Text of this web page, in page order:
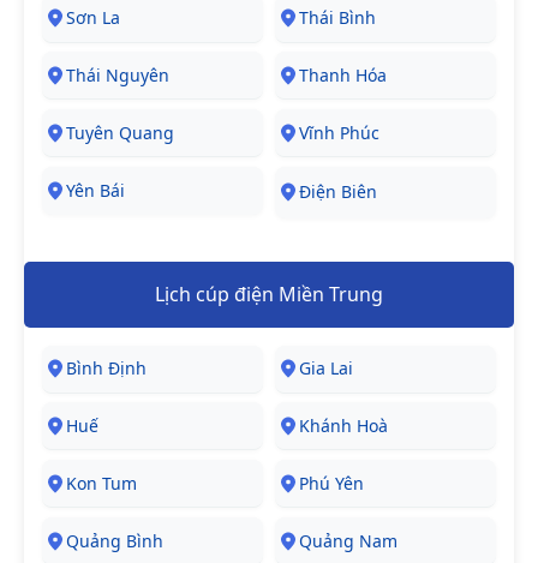
Sơn La Thái Bình
Thái Nguyên Thanh Hóa
Tuyên Quang Vĩnh Phúc
Yên Bái Điện Biên
Lịch cúp điện Miền Trung
Bình Định Gia Lai
Huế Khánh Hoà
Kon Tum Phú Yên
Quảng Bình Quảng Nam